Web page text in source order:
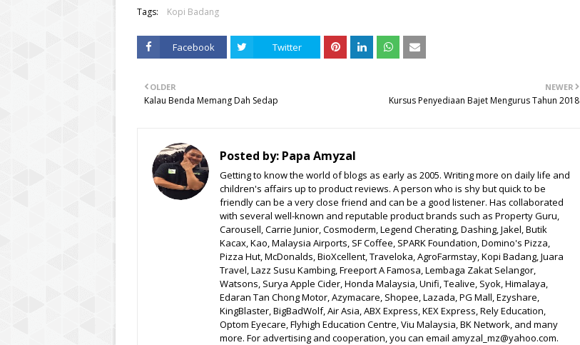
Tags: Kopi Badang
Facebook Twitter
NEWER
Kursus Penyediaan Bajet Mengurus Tahun 2018
OLDER
Kalau Benda Memang Dah Sedap
Posted by: Papa Amyzal
Getting to know the world of blogs as early as 2005. Writing more on daily life and
children's affairs up to product reviews. A person who is shy but quick to be
friendly can be a very close friend and can be a good listener. Has collaborated
with several well-known and reputable product brands such as Property Guru,
Carousell, Carrie Junior, Cosmoderm, Legend Cherating, Dashing, Jakel, Butik
Kacax, Kao, Malaysia Airports, SF Coffee, SPARK Foundation, Domino's Pizza,
Pizza Hut, McDonalds, BioXcellent, Traveloka, AgroFarmstay, Kopi Badang, Juara
Travel, Lazz Susu Kambing, Freeport A Famosa, Lembaga Zakat Selangor,
Watsons, Surya Apple Cider, Honda Malaysia, Unifi, Tealive, Syok, Himalaya,
Edaran Tan Chong Motor, Azymacare, Shopee, Lazada, PG Mall, Ezyshare,
KingBlaster, BigBadWolf, Air Asia, ABX Express, KEX Express, Rely Education,
Optom Eyecare, Flyhigh Education Centre, Viu Malaysia, BK Network, and many
more. For advertising and cooperation, you can email amyzal_mz@yahoo.com.